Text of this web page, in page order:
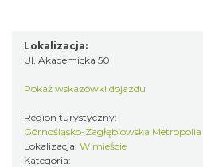
Chorzów
18.38 km
Lokalizacja:
Ul. Akademicka 50
Pokaż wskazówki dojazdu
Region turystyczny:
Górnośląsko-Zagłębiowska Metropolia
Lokalizacja: W mieście
Kategoria: